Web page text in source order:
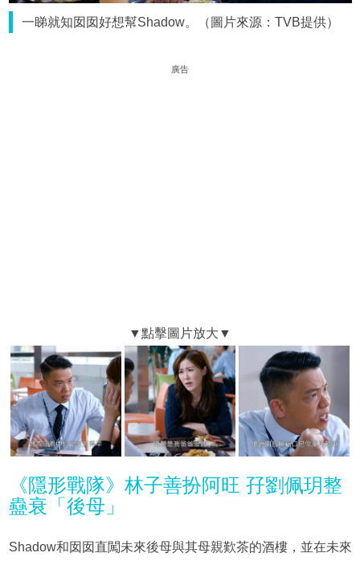
一睇就知囡囡好想幫Shadow。（圖片來源：TVB提供）
廣告
《隱形戰隊》林子善扮阿旺 孖劉佩玥整
蠱衰「後母」
Shadow和囡囡直闖未來後母與其母親歎茶的酒樓，並在未來